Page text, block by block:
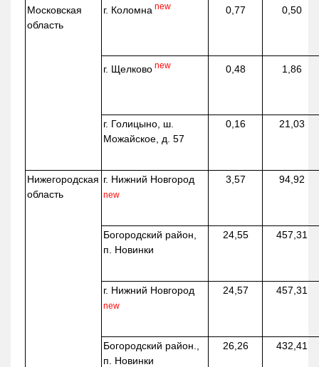
Московская
область
г. Коломна new 0,77 0,50
г. Щелково new 0,48 1,86
г. Голицыно, ш.
Можайское, д. 57
0,16 21,03
Нижегородская
область
г. Нижний Новгород
new
3,57 94,92
Богородский район,
п. Новинки
24,55 457,31
г. Нижний Новгород
new
24,57 457,31
Богородский район.,
п. Новинки
26,26 432,41